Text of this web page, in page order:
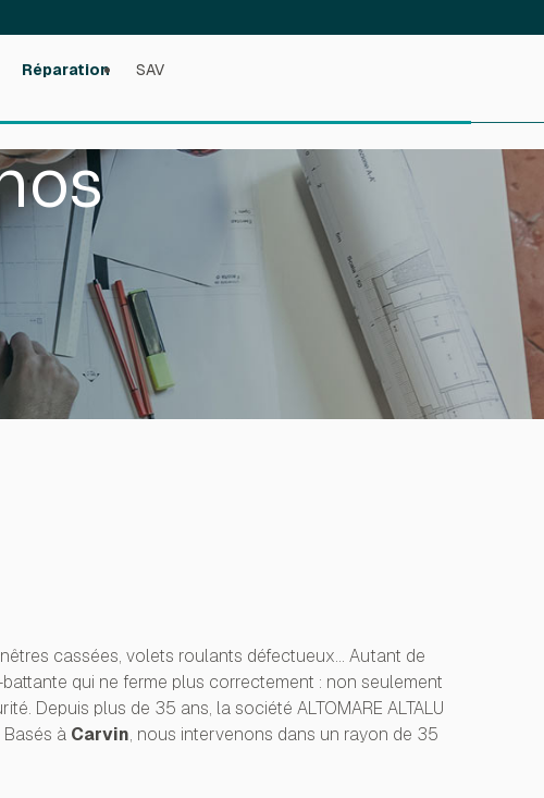
Réparation SAV
cassées, volets roulants défectueux... Autant de
qui ne ferme plus correctement : non seulement
Depuis plus de 35 ans, la société ALTOMARE ALTALU
Basés à Carvin, nous intervenons dans un rayon de 35